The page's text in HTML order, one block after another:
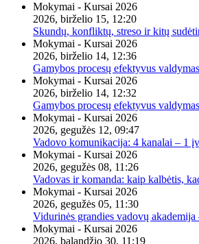
Mokymai - Kursai 2026
2026, birželio 15, 12:20
Skundų, konfliktų, streso ir kitų
Mokymai - Kursai 2026
2026, birželio 14, 12:36
Gamybos procesų efektyvus
Mokymai - Kursai 2026
2026, birželio 14, 12:32
Gamybos procesų efektyvus
Mokymai - Kursai 2026
2026, gegužės 12, 09:47
Vadovo komunikacija: 4 kanalai – 1
Mokymai - Kursai 2026
2026, gegužės 08, 11:26
Vadovas ir komanda: kaip kalbėtis,
Mokymai - Kursai 2026
2026, gegužės 05, 11:30
Vidurinės grandies vadovų
Mokymai - Kursai 2026
2026, balandžio 30, 11:19